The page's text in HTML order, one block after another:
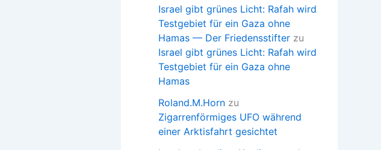
Israel gibt grünes Licht: Rafah wird
Testgebiet für ein Gaza ohne
Hamas — Der Friedensstifter zu
Israel gibt grünes Licht: Rafah wird
Testgebiet für ein Gaza ohne
Hamas
Roland.M.Horn zu
Zigarrenförmiges UFO während
einer Arktisfahrt gesichtet